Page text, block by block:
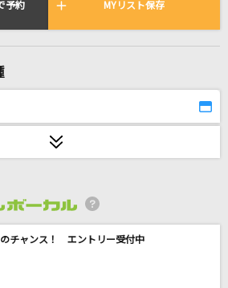
イスト～魂の悶絶(ビデオク
予約 MYリスト保存
チャンス！ エントリー受付中